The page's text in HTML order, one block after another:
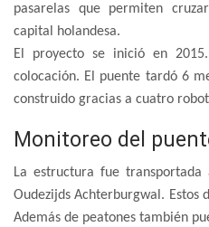
pasarelas que permiten
capital holandesa.
El proyecto se inició en
colocación. El puente tardó 6
construido gracias a cuatro
Monitoreo del
La estructura fue
Oudezijds Achterburgwal. Estos
Además de peatones también